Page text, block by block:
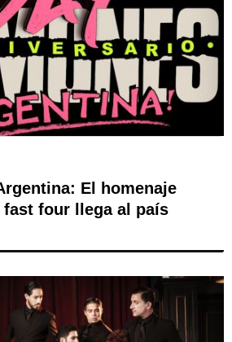
El homenaje
four llega al país